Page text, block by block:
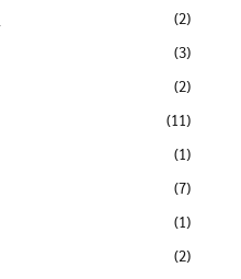
(2)
(3)
(2)
(11)
(1)
(7)
(1)
(2)